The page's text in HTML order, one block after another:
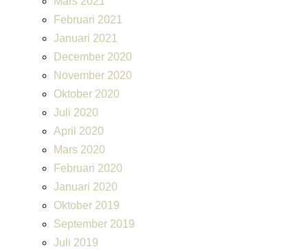
Februari 2021
Januari 2021
December 2020
November 2020
Oktober 2020
Juli 2020
April 2020
Mars 2020
Februari 2020
Januari 2020
Oktober 2019
September 2019
Juli 2019